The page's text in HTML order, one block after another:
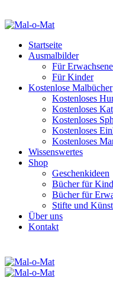
Startseite
Ausmalbilder
Für Erwachsene
Für Kinder
Kostenlose Malbücher
Kostenloses
Kostenloses
Kostenloses
Kostenloses
Kostenloses
Wissenswertes
Shop
Geschenkideen
Bücher für
Bücher für
Stifte und
Über uns
Kontakt